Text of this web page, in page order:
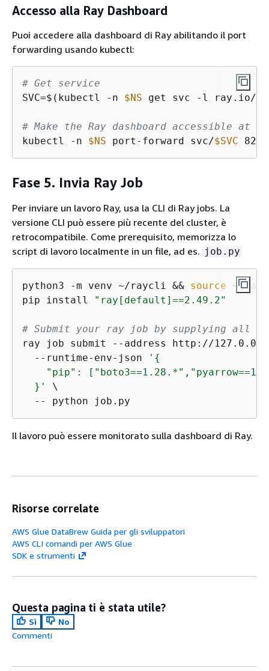
Accesso alla Ray Dashboard
Puoi accedere alla dashboard di Ray abilitando il port
forwarding usando kubectl:
# Get service
SVC=$(kubectl -n $NS get svc -l ray.io/
# Make the Ray dashboard accessible
kubectl -n $NS port-forward svc/$SVC
Fase 5. Invia Ray Job
Per inviare un lavoro Ray, usa la CLI di Ray jobs. La
versione CLI può essere più recente del cluster, è
retrocompatibile. Come prerequisito, memorizza lo
script di lavoro localmente in un file, ad es. job.py
python3 -m venv ~/raycli && source ~/
pip install
"ray[default]==2.49.2"
# Submit your ray job by supplying all
ray job submit --address http://
  --runtime-env-json
' {
"pip":
  }'
\
  -- python job.py
Il lavoro può essere monitorato sulla dashboard di Ray.
Risorse correlate
AWS Glue DataBrew Guida per gli sviluppatori
AWS CLI comandi per AWS Glue
SDK e strumenti
Questa pagina ti è stata utile?
Sì
No
Commenti